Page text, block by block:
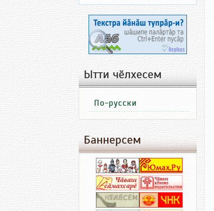
Ытти чӗлхесем
По-русски
Баннерсем